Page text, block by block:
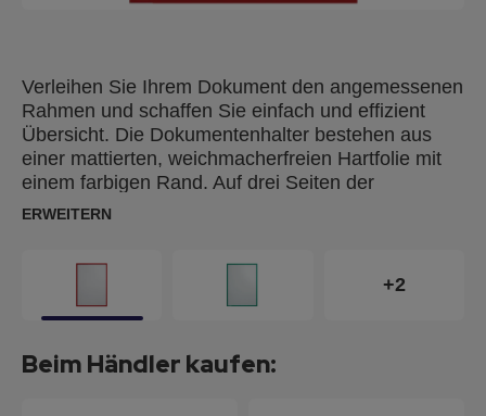
Verleihen Sie Ihrem Dokument den angemessenen
Rahmen und schaffen Sie einfach und effizient
Übersicht. Die Dokumentenhalter bestehen aus
einer mattierten, weichmacherfreien Hartfolie mit
einem farbigen Rand. Auf drei Seiten der
Rückseite sind je nach Version Magnet- oder
Dokumentenhalter von seinem Untergrund entfernt
werden muss.
ERWEITERN
+2
Beim Händler kaufen: